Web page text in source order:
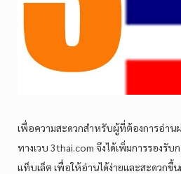
เพื่อความสะดวกสำหรับผู้ที่ต้องการอ่าน
ทางเวบ 3thai.com จึงได้เพิ่มการรองรั
แท็บเล็ต เพื่อให้อ่านได้ง่ายและสะดวกขึ้น